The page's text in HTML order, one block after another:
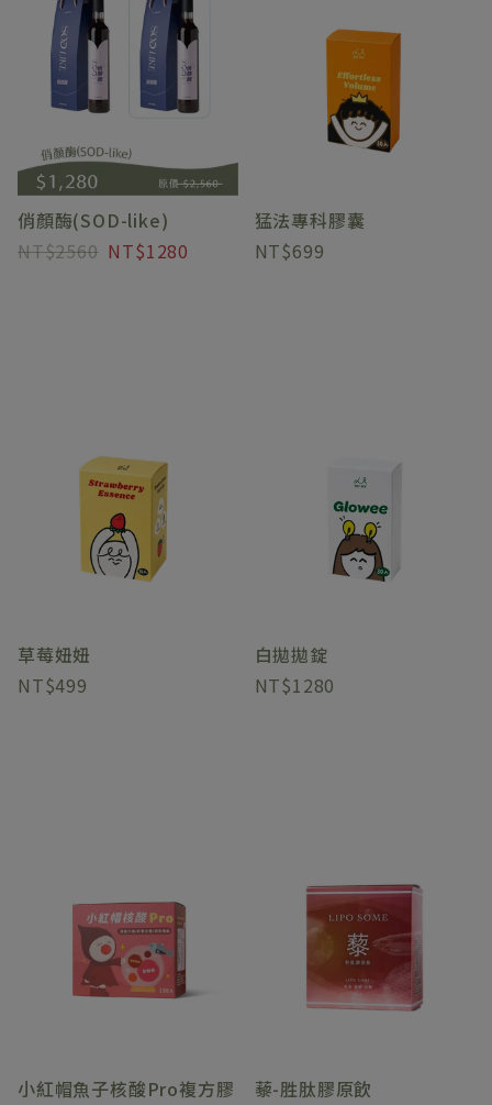
俏顏酶(SOD-like)
2560
1280
猛法專科膠囊
699
草莓妞妞
499
白拋拋錠
1280
小紅帽魚子核酸Pro複方膠
藜-胜肽膠原飲